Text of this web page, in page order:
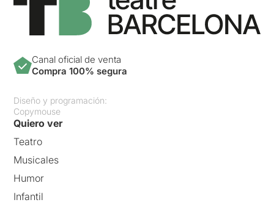
Canal oficial de venta
Compra 100% segura
Diseño y programación:
Copymouse
Quiero ver
Teatro
Musicales
Humor
Infantil